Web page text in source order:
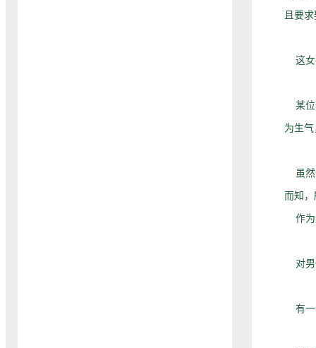
且要
这女
某位
为生
虽然
而知
作为
对男
有一